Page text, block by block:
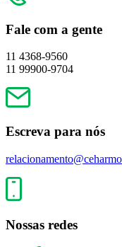
Fale com a gente
11 4368-9560
11 99900-9704
Escreva para nós
Nossas redes